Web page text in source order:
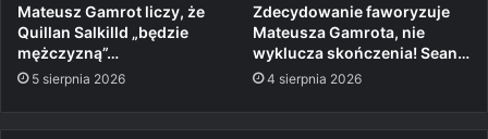
Mateusz Gamrot liczy, że
Quillan Salkilld „będzie
mężczyzną”…
5 sierpnia 2026
Zdecydowanie faworyzuje
Mateusza Gamrota, nie
wyklucza skończenia! Sean…
4 sierpnia 2026